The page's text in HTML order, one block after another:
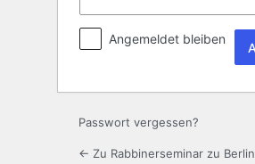
Angemeldet bleiben
Passwort vergessen?
← Zu Rabbinerseminar zu Berlin